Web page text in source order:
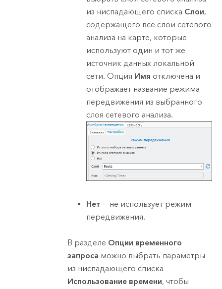
из ниспадающего списка Слои,
содержащего все слои сетевого
анализа на карте, которые
используют один и тот же
источник данных локальной
сети. Опция Имя отключена и
отображает название режима
передвижения из выбранного
слоя сетевого анализа.
Нет — не использует режим
передвижения.
В разделе Опции временного
запроса можно выбрать параметры
из ниспадающего списка
Использование времени, чтобы